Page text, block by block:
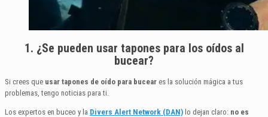
1. ¿Se pueden usar tapones para los oídos al
bucear?
Si crees que usar tapones de oído para bucear es la solución mágica a tus
problemas, tengo noticias para ti.
Los expertos en buceo y la Divers Alert Network (DAN) lo dejan claro: no es